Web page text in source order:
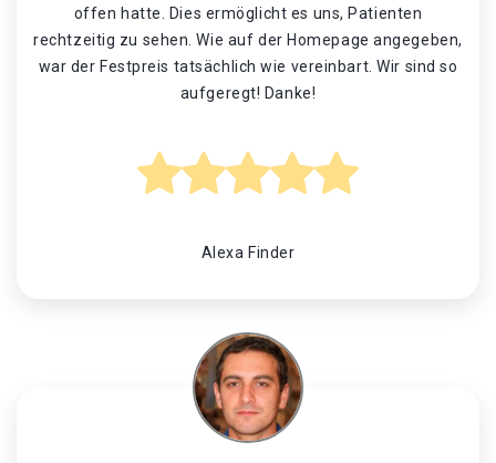
offen hatte. Dies ermöglicht es uns, Patienten
rechtzeitig zu sehen. Wie auf der Homepage angegeben,
war der Festpreis tatsächlich wie vereinbart. Wir sind so
aufgeregt! Danke!
Alexa Finder